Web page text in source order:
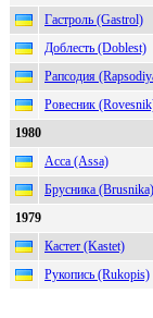
Гастроль (Gastrol)
Доблесть (Doblest)
Рапсодия
Ровесник
1980
Асса (Assa)
Брусника (Brusnika)
1979
Кастет (Kastet)
Рукопись (Rukopis)